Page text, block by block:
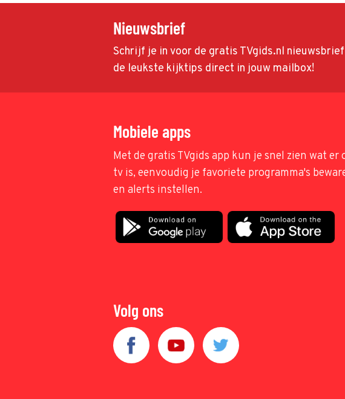
Nieuwsbrief
Schrijf je in voor de gratis TVgids.nl
de leukste kijktips direct in jouw mailbox!
Mobiele apps
Met de gratis TVgids app kun je snel zien wat er
tv is, eenvoudig je favoriete programma's
en alerts instellen.
Volg ons